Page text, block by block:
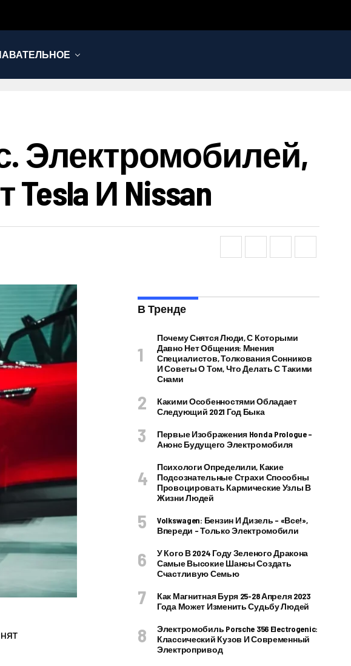
Электромобилей,
И Nissan
В Тренде
Почему Снятся Люди, С Которыми
Давно Нет Общения: Мнения
Специалистов, Толкования Сонников
И Советы О Том, Что Делать С Такими
Снами
Какими Особенностями Обладает
Следующий 2021 Год Быка
Первые Изображения Honda Prologue –
Анонс Будущего Электромобиля
Психологи Определили, Какие
Подсознательные Страхи Способны
Провоцировать Кармические Узлы В
Жизни Людей
Volkswagen: Бензин И Дизель – «все!»,
Впереди – Только Электромобили
У Кого В 2024 Году Зеленого Дракона
Самые Высокие Шансы Создать
Счастливую Семью
Как Магнитная Буря 25-28 Апреля 2023
Года Может Изменить Судьбу Людей
Электромобиль Porsche 356 Electrogenic:
Классический Кузов И Современный
Электропривод